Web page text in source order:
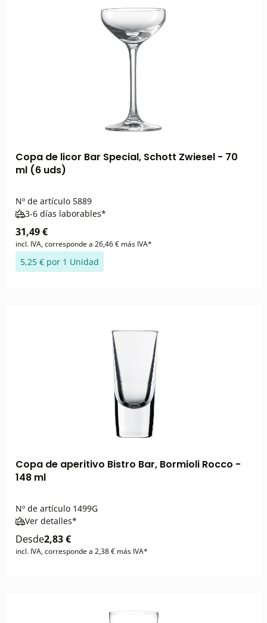
Copa de licor Bar Special, Schott Zwiesel - 70
ml (6 uds)
Nº de artículo 5889
3-6 días laborables*
31,49 €
incl. IVA, corresponde a 26,46 € más IVA*
5,25 € por 1 Unidad
Copa de aperitivo Bistro Bar, Bormioli Rocco -
148 ml
Nº de artículo 1499G
Ver detalles*
Desde2,83 €
incl. IVA, corresponde a 2,38 € más IVA*